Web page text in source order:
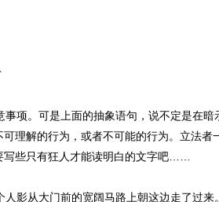
项。可是上面的抽象语句，说不定是在
理解的行为，或者不可能的行为。立法
些只有狂人才能读明白的文字吧……
影从大门前的宽阔马路上朝这边走了过